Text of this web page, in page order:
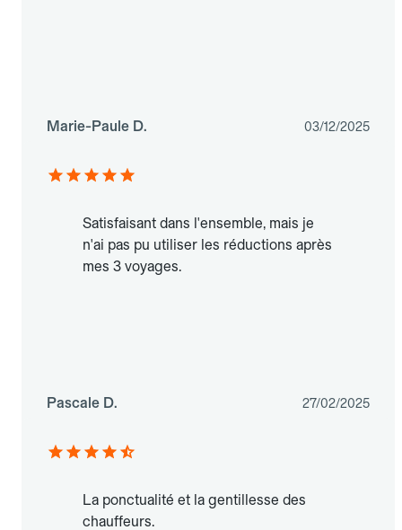
Marie-Paule D. 03/12/2025
Satisfaisant dans l'ensemble, mais je
n'ai pas pu utiliser les réductions après
mes 3 voyages.
Pascale D. 27/02/2025
La ponctualité et la gentillesse des
chauffeurs.